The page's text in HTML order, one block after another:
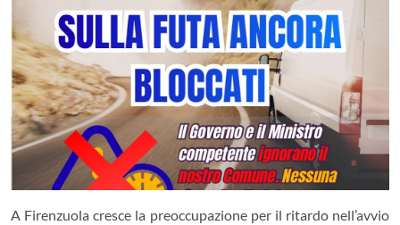
A Firenzuola cresce la preoccupazione per il ritardo nell’avvio